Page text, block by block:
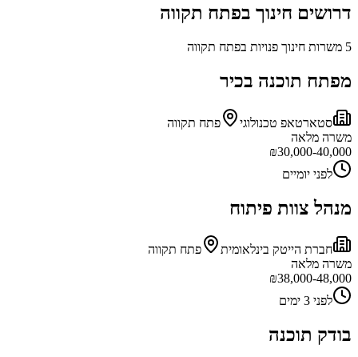
דרושים חינוך בפתח תקווה
5 משרות חינוך פנויות בפתח תקווה
מפתח תוכנה בכיר
סטארטאפ טכנולוגי
פתח תקווה
משרה מלאה
₪30,000-40,000
לפני יומיים
מנהל צוות פיתוח
חברת הייטק בינלאומית
פתח תקווה
משרה מלאה
₪38,000-48,000
לפני 3 ימים
בודק תוכנה